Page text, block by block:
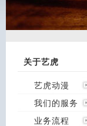
关于艺虎
艺虎动漫
我们的服务
业务流程